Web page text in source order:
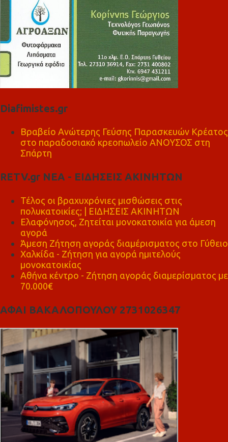
Diafimistes.gr
Βραβείο Ανώτερης Γεύσης Παρασκευών Κρέατος
στο παραδοσιακό κρεοπωλείο ΑΝΟΥΣΟΣ στη
Σπάρτη
RETV.gr ΝΕΑ - ΕΙΔΗΣΕΙΣ ΑΚΙΝΗΤΩΝ
Τέλος οι βραχυχρόνιες μισθώσεις στις
πολυκατοικίες; | ΕΙΔΗΣΕΙΣ ΑΚΙΝΗΤΩΝ
Ελαφόνησος, Ζητείται μονοκατοικία για άμεση
αγορά
Άμεση Ζήτηση αγοράς διαμέρισματος στο Γύθειο
Χαλκίδα - Ζήτηση για αγορά ημιτελούς
μονοκατοικίας
Αθήνα κέντρο - Ζήτηση αγοράς διαμερίσματος με
70.000€
ΑΦΑΙ ΒΑΚΑΛΟΠΟΥΛΟΥ 2731026347